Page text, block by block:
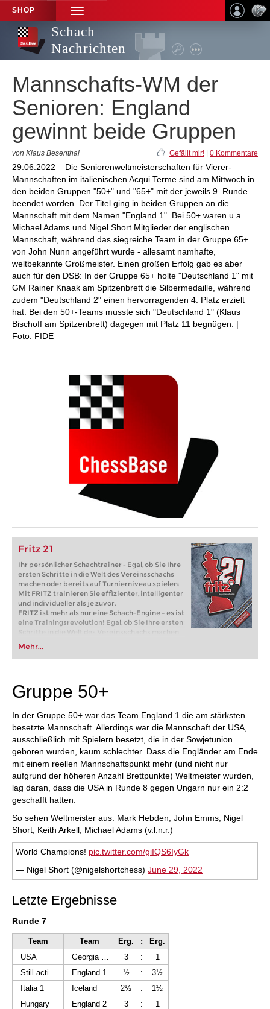
SHOP
TOGGLE
NAVIGATION
Schach
Nachrichten
Mannschafts-WM der
Senioren: England
gewinnt beide Gruppen
von Klaus Besenthal Gefällt mir! 0 Kommentare
29.06.2022 – Die Seniorenweltmeisterschaften für Vierer-
Mannschaften im italienischen Acqui Terme sind am Mittwoch in
den beiden Gruppen "50+" und "65+" mit der jeweils 9. Runde
beendet worden. Der Titel ging in beiden Gruppen an die
Mannschaft mit dem Namen "England 1". Bei 50+ waren u.a.
Michael Adams und Nigel Short Mitglieder der englischen
Mannschaft, während das siegreiche Team in der Gruppe 65+
von John Nunn angeführt wurde - allesamt namhafte,
weltbekannte Großmeister. Einen großen Erfolg gab es aber
auch für den DSB: In der Gruppe 65+ holte "Deutschland 1" mit
GM Rainer Knaak am Spitzenbrett die Silbermedaille, während
zudem "Deutschland 2" einen hervorragenden 4. Platz erzielt
hat. Bei den 50+-Teams musste sich "Deutschland 1" (Klaus
Bischoff am Spitzenbrett) dagegen mit Platz 11 begnügen. |
Foto: FIDE
Fritz 21
Ihr persönlicher Schachtrainer - Egal, ob Sie Ihre
ersten Schritte in die Welt des Vereinsschachs
machen oder bereits auf Turnierniveau spielen:
Mit FRITZ trainieren Sie effizienter, intelligenter
und individueller als je zuvor.
FRITZ ist mehr als nur eine Schach-Engine – es ist
eine Trainingsrevolution! Egal, ob Sie Ihre ersten
Schritte in die Welt des Vereinsschachs machen
oder bereits auf Turnierniveau spielen: Mit
FRITZ trainieren Sie effizienter, intelligenter und
individueller als je zuvor.
Mehr...
Gruppe 50+
In der Gruppe 50+ war das Team England 1 die am stärksten
besetzte Mannschaft. Allerdings war die Mannschaft der USA,
ausschließlich mit Spielern besetzt, die in der Sowjetunion
geboren wurden, kaum schlechter. Dass die Engländer am Ende
mit einem reellen Mannschaftspunkt mehr (und nicht nur
aufgrund der höheren Anzahl Brettpunkte) Weltmeister wurden,
lag daran, dass die USA in Runde 8 gegen Ungarn nur ein 2:2
geschafft hatten.
So sehen Weltmeister aus: Mark Hebden, John Emms, Nigel
Short, Keith Arkell, Michael Adams (v.l.n.r.)
World Champions! pic.twitter.com/giIQS6IyGk
— Nigel Short (@nigelshortchess)June 29, 2022
Letzte Ergebnisse
Runde 7
Team Team Erg. :
Erg.
USA
3 :
1
England 1 ½ :
3½
Italia 1
Iceland 2½ :
1½
Hungary
England 2 3 :
1